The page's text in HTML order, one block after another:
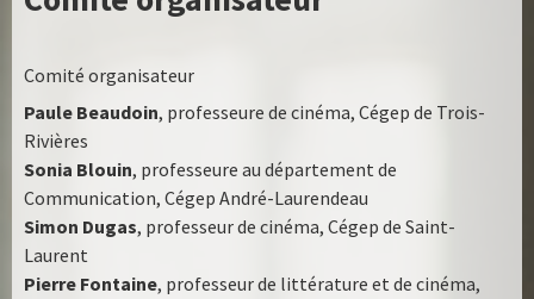
Comité organisateur
Paule Beaudoin, professeure de cinéma, Cégep de Trois-
Rivières
Sonia Blouin, professeure au département de
Communication, Cégep André-Laurendeau
Simon Dugas, professeur de cinéma, Cégep de Saint-
Laurent
Pierre Fontaine, professeur de littérature et de cinéma,